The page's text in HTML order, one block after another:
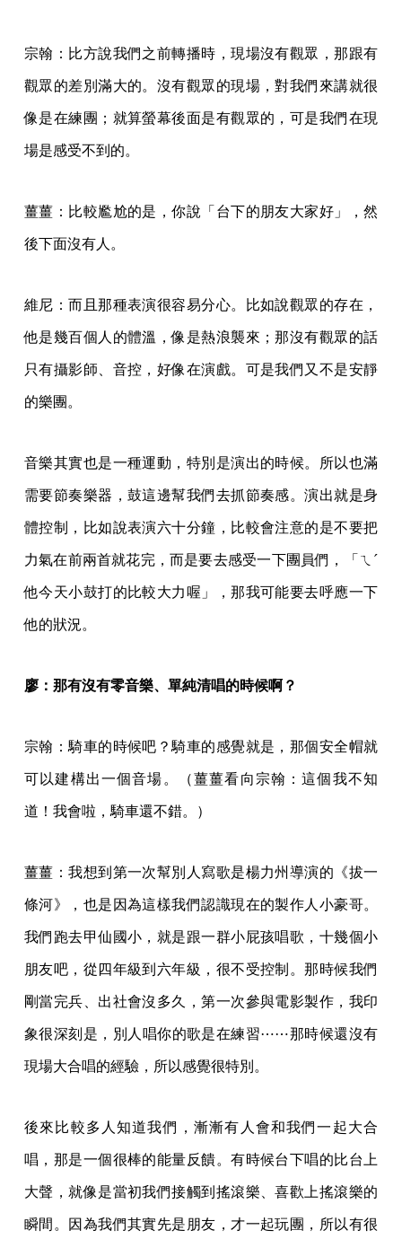
宗翰：比方說我們之前轉播時，現場沒有觀眾，那跟有
觀眾的差別滿大的。沒有觀眾的現場，對我們來講就很
像是在練團；就算螢幕後面是有觀眾的，可是我們在現
場是感受不到的。
薑薑：比較尷尬的是，你說「台下的朋友大家好」，然
後下面沒有人。
維尼：而且那種表演很容易分心。比如說觀眾的存在，
他是幾百個人的體溫，像是熱浪襲來；那沒有觀眾的話
只有攝影師、音控，好像在演戲。可是我們又不是安靜
的樂團。
音樂其實也是一種運動，特別是演出的時候。所以也滿
需要節奏樂器，鼓這邊幫我們去抓節奏感。演出就是身
體控制，比如說表演六十分鐘，比較會注意的是不要把
力氣在前兩首就花完，而是要去感受一下團員們，「ㄟˊ
他今天小鼓打的比較大力喔」，那我可能要去呼應一下
他的狀況。
廖：那有沒有零音樂、單純清唱的時候啊？
宗翰：騎車的時候吧？騎車的感覺就是，那個安全帽就
可以建構出一個音場。（薑薑看向宗翰：這個我不知
道！我會啦，騎車還不錯。）
薑薑：我想到第一次幫別人寫歌是楊力州導演的《拔一
條河》，也是因為這樣我們認識現在的製作人小豪哥。
我們跑去甲仙國小，就是跟一群小屁孩唱歌，十幾個小
朋友吧，從四年級到六年級，很不受控制。那時候我們
剛當完兵、出社會沒多久，第一次參與電影製作，我印
象很深刻是，別人唱你的歌是在練習⋯⋯那時候還沒有
現場大合唱的經驗，所以感覺很特別。
後來比較多人知道我們，漸漸有人會和我們一起大合
唱，那是一個很棒的能量反饋。有時候台下唱的比台上
大聲，就像是當初我們接觸到搖滾樂、喜歡上搖滾樂的
瞬間。因為我們其實先是朋友，才一起玩團，所以有很